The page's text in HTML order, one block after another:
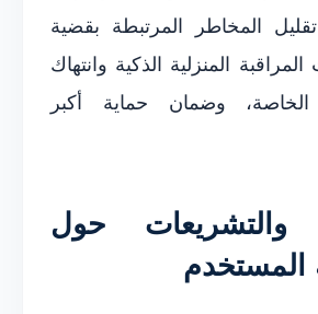
المخاطر المرتبطة بقضية
المنزلية الذكية وانتهاك
وضمان حماية أكبر
والتشريعات حول